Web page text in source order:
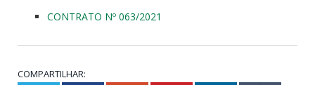
CONTRATO Nº 063/2021
COMPARTILHAR: